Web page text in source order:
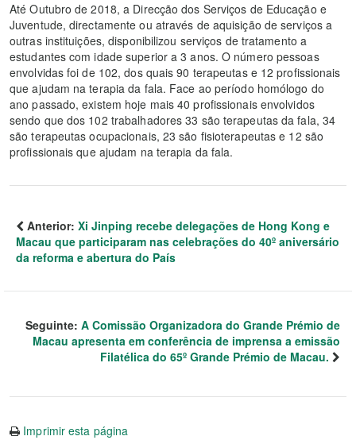
Até Outubro de 2018, a Direcção dos Serviços de Educação e
Juventude, directamente ou através de aquisição de serviços a
outras instituições, disponibilizou serviços de tratamento a
estudantes com idade superior a 3 anos. O número pessoas
envolvidas foi de 102, dos quais 90 terapeutas e 12 profissionais
que ajudam na terapia da fala. Face ao período homólogo do
ano passado, existem hoje mais 40 profissionais envolvidos
sendo que dos 102 trabalhadores 33 são terapeutas da fala, 34
são terapeutas ocupacionais, 23 são fisioterapeutas e 12 são
profissionais que ajudam na terapia da fala.
Anterior: Xi Jinping recebe delegações de Hong Kong e
Macau que participaram nas celebrações do 40º aniversário
da reforma e abertura do País
Seguinte: A Comissão Organizadora do Grande Prémio de
Macau apresenta em conferência de imprensa a emissão
Filatélica do 65º Grande Prémio de Macau.
Imprimir esta página